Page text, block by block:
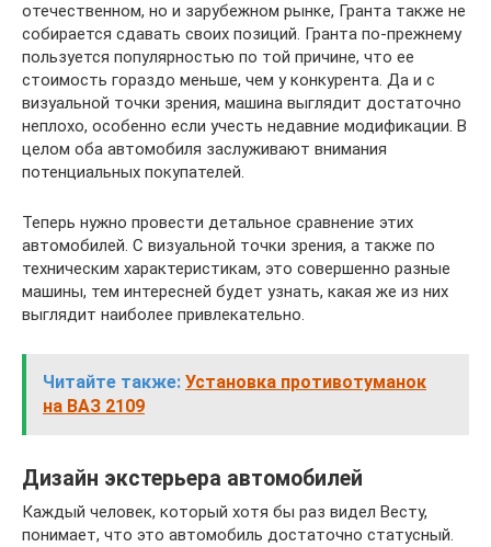
отечественном, но и зарубежном рынке, Гранта также не
собирается сдавать своих позиций. Гранта по-прежнему
пользуется популярностью по той причине, что ее
стоимость гораздо меньше, чем у конкурента. Да и с
визуальной точки зрения, машина выглядит достаточно
неплохо, особенно если учесть недавние модификации. В
целом оба автомобиля заслуживают внимания
потенциальных покупателей.
Теперь нужно провести детальное сравнение этих
автомобилей. С визуальной точки зрения, а также по
техническим характеристикам, это совершенно разные
машины, тем интересней будет узнать, какая же из них
выглядит наиболее привлекательно.
Читайте также: Установка противотуманок
на ВАЗ 2109
Дизайн экстерьера автомобилей
Каждый человек, который хотя бы раз видел Весту,
понимает, что это автомобиль достаточно статусный.